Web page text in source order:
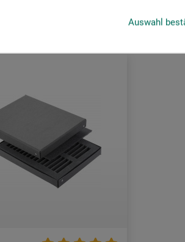
Auswahl
zzgl.